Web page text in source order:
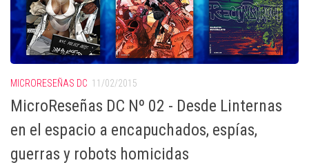
MICRORESEÑAS DC 11/02/2015
MicroReseñas DC Nº 02 - Desde Linternas
en el espacio a encapuchados, espías,
guerras y robots homicidas